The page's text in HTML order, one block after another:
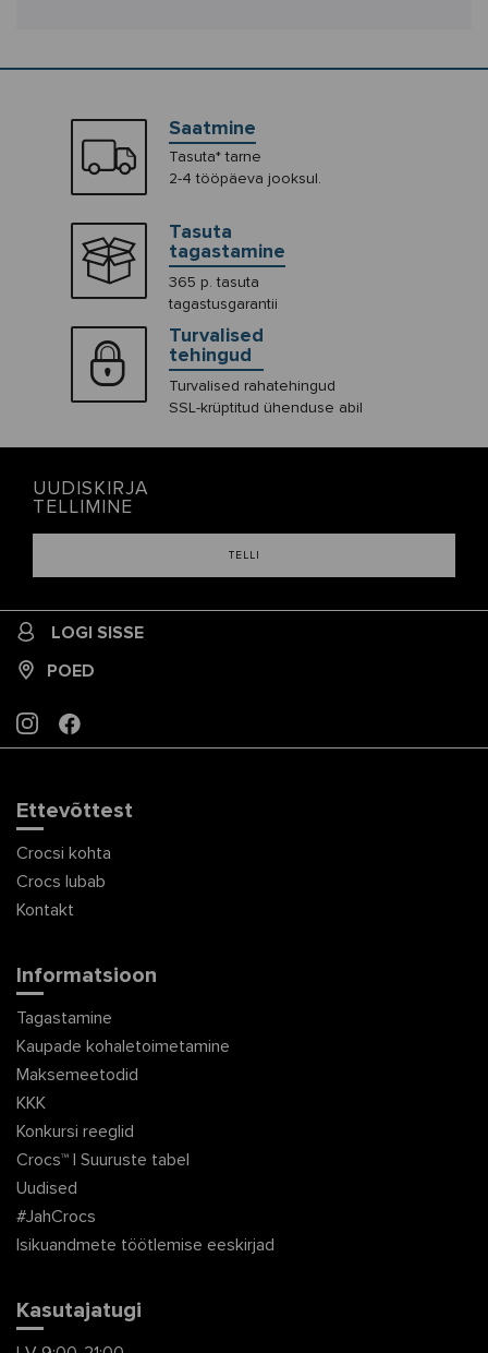
Saatmine
Tasuta* tarne
2-4 tööpäeva jooksul.
Tasuta
tagastamine
365 p. tasuta
tagastusgarantii
Turvalised
tehingud
Turvalised rahatehingud
SSL-krüptitud ühenduse abil
UUDISKIRJA
TELLIMINE
TELLI
LOGI SISSE
POED
INSTAGRAM
FACEBOOK
Ettevõttest
Crocsi kohta
Crocs lubab
Kontakt
Informatsioon
Tagastamine
Kaupade kohaletoimetamine
Maksemeetodid
KKK
Konkursi reeglid
Crocs™ | Suuruste tabel
Uudised
#JahCrocs
Isikuandmete töötlemise eeskirjad
Kasutajatugi